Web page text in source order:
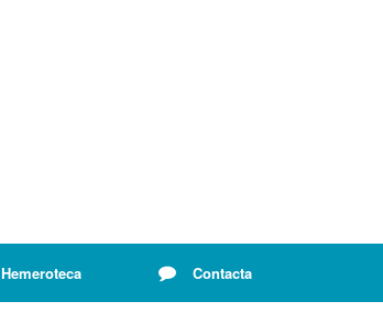
Hemeroteca Contacta